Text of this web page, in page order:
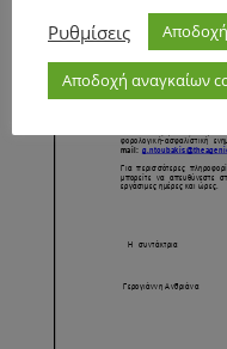
Ρυθμίσεις
Αποδοχή αναγκαίων